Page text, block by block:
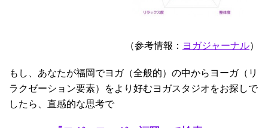
（参考情報： ヨガジャーナル）
もし、あなたが福岡でヨガ（全般的）の中からヨーガ（リ
ラクゼーション要素）をより好むヨガスタジオをお探しで
したら、直感的な思考で